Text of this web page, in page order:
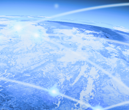
CONTACT US
ENG JPN VIE